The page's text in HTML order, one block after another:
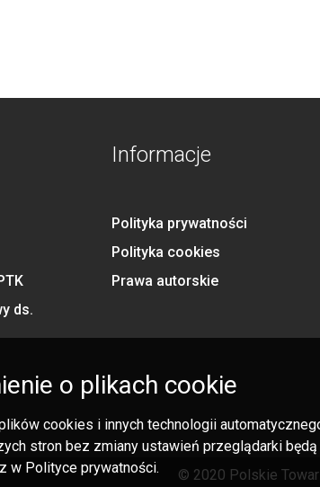
ds.
Informacje
Polityka prywatności
Polityka cookies
Prawa autorskie
© 2020 Polskie
o plikach cookie
cookies i innych technologii
stron bez zmiany ustawień przeglądarki
w Polityce prywatności.